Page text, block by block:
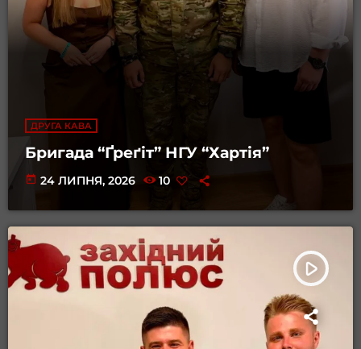
ДРУГА КАВА
Бригада “Ґреґіт” НГУ “Хартія”
today 24 ЛИПНЯ, 2026 10
play_arrow